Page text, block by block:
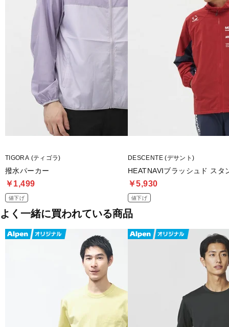
■2025 Fall＆Winter モデル
■メーカー型番：AMJ55604
TIGORA (ティゴラ)
撥水パーカー
￥1,499
値下げ
DESCENTE (デサント)
HEATNAVIブラッシュド スタ
￥5,930
値下げ
よく一緒に買われている商品